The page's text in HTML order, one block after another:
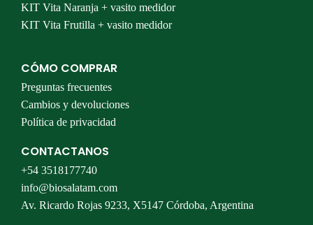
KIT Vita Naranja + vasito medidor
KIT Vita Frutilla + vasito medidor
CÓMO COMPRAR
Preguntas frecuentes
Cambios y devoluciones
Política de privacidad
CONTACTANOS
+54 3518177740
info@biosalatam.com
Av. Ricardo Rojas 9233, X5147 Córdoba, Argentina